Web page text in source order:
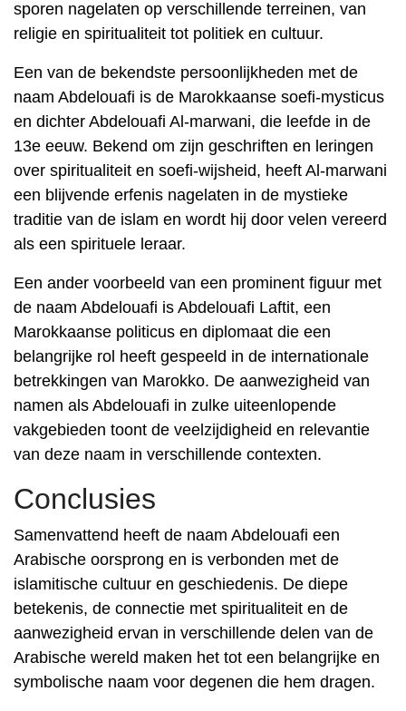
sporen nagelaten op verschillende terreinen, van
religie en spiritualiteit tot politiek en cultuur.
Een van de bekendste persoonlijkheden met de
naam Abdelouafi is de Marokkaanse soefi-mysticus
en dichter Abdelouafi Al-marwani, die leefde in de
13e eeuw. Bekend om zijn geschriften en leringen
over spiritualiteit en soefi-wijsheid, heeft Al-marwani
een blijvende erfenis nagelaten in de mystieke
traditie van de islam en wordt hij door velen vereerd
als een spirituele leraar.
Een ander voorbeeld van een prominent figuur met
de naam Abdelouafi is Abdelouafi Laftit, een
Marokkaanse politicus en diplomaat die een
belangrijke rol heeft gespeeld in de internationale
betrekkingen van Marokko. De aanwezigheid van
namen als Abdelouafi in zulke uiteenlopende
vakgebieden toont de veelzijdigheid en relevantie
van deze naam in verschillende contexten.
Conclusies
Samenvattend heeft de naam Abdelouafi een
Arabische oorsprong en is verbonden met de
islamitische cultuur en geschiedenis. De diepe
betekenis, de connectie met spiritualiteit en de
aanwezigheid ervan in verschillende delen van de
Arabische wereld maken het tot een belangrijke en
symbolische naam voor degenen die hem dragen.